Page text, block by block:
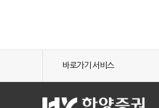
바로가기 서비스